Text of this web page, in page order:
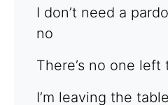
I don’t need a
no
There’s no one left
I’m leaving the table